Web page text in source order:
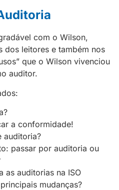
com o Wilson,
dos leitores e também nos
que o Wilson vivenciou
auditor.
a conformidade!
auditoria?
passar por auditoria ou
as auditorias na ISO
mudanças?